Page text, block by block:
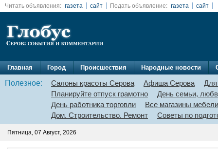
Читать объявления: газета сайт Подать объявление: газета сайт
Главная Город Происшествия Народные новости
Полезное: Салоны красоты Серова Афиша Серова
Для
Планируйте отпуск грамотно
День семьи,
День работника торговли
Все магазины мебели
Дом. Строительство. Ремонт
Советы по
Пятница, 07 Август, 2026